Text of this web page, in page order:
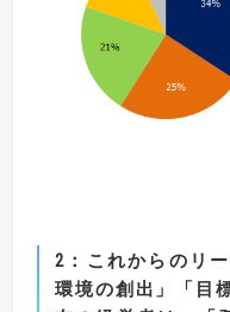
2 ： これからのリ
環境の創出」「目